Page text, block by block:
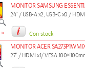
»
MONITOR SAMSUNG
24'' / USB-A x2, USB-C x0 /
Con stock
MONITOR ACER
27'' / HDMI x1/ VESA